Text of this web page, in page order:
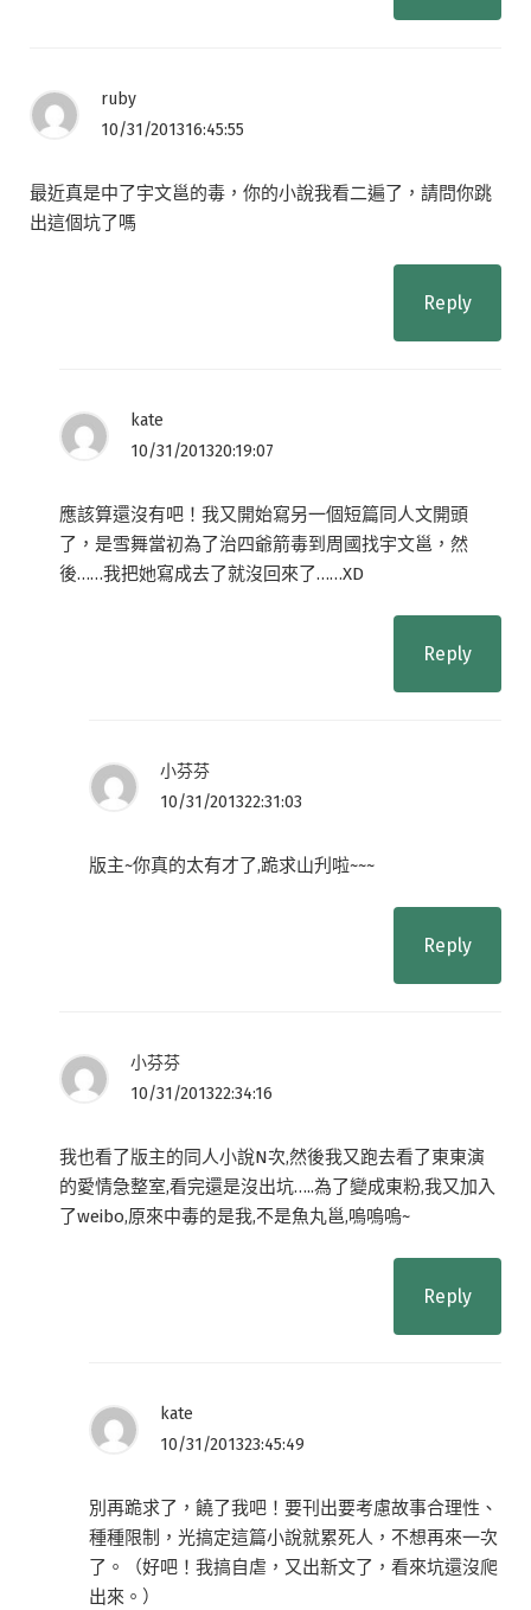
ruby
10/31/201316:45:55
最近真是中了宇文邕的毒，你的小說我看二遍了，請問你跳
出這個坑了嗎
Reply
kate
10/31/201320:19:07
應該算還沒有吧！我又開始寫另一個短篇同人文開頭
了，是雪舞當初為了治四爺箭毒到周國找宇文邕，然
後……我把她寫成去了就沒回來了……XD
Reply
小芬芬
10/31/201322:31:03
版主~你真的太有才了,跪求山刋啦~~~
Reply
小芬芬
10/31/201322:34:16
我也看了版主的同人小說N次,然後我又跑去看了東東演
的愛情急整室,看完還是沒出坑…..為了變成東粉,我又加入
了weibo,原來中毒的是我,不是魚丸邕,嗚嗚嗚~
Reply
kate
10/31/201323:45:49
別再跪求了，饒了我吧！要刊出要考慮故事合理性、
種種限制，光搞定這篇小說就累死人，不想再來一次
了。（好吧！我搞自虐，又出新文了，看來坑還沒爬
出來。）